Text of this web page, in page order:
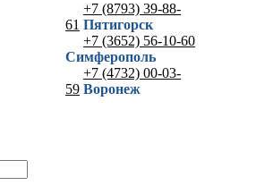
+7 (8793) 39-88-
61 Пятигорск
+7 (3652) 56-10-60
Симферополь
+7 (4732) 00-03-
59 Воронеж